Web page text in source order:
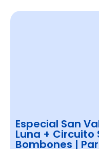
Especial San
Luna + Circuito
Bombones |